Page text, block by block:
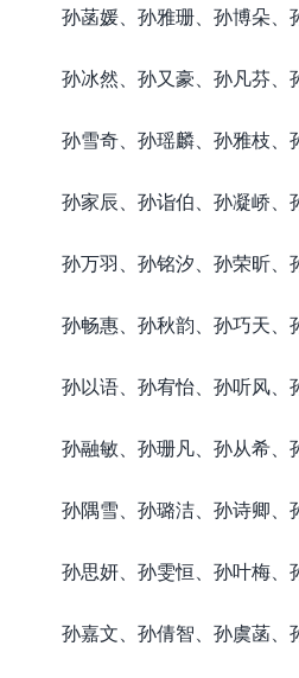
孙菡媛、孙雅珊、孙博朵、
孙冰然、孙又豪、孙凡芬、
孙雪奇、孙瑶麟、孙雅枝、
孙家辰、孙诣伯、孙凝峤、
孙万羽、孙铭汐、孙荣昕、
孙畅惠、孙秋韵、孙巧天、
孙以语、孙宥怡、孙听风、
孙融敏、孙珊凡、孙从希、
孙隅雪、孙璐洁、孙诗卿、
孙思妍、孙雯恒、孙叶梅、
孙嘉文、孙倩智、孙虞菡、